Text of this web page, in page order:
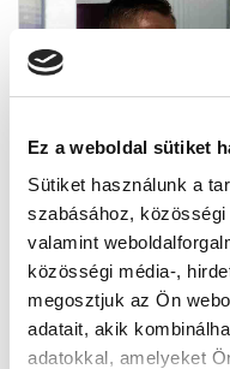
Ez a weboldal sütiket
Sütiket használunk a
szabásához,
valamint
közösségi média-,
megosztjuk az Ön
adatait, akik
adatokkal, amelyeket
BORIS:
ARATTUNK"
2021-04-24 21:39:12
Vezetőedzőnk így